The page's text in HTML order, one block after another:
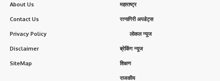
About Us
Contact Us
Privacy Policy
Disclaimer
SiteMap
महाराष्ट्र
रत्नागिरी अपडेट्स
लोकल न्यूज
ब्रेकिंग न्यूज
शिक्षण
राजकीय